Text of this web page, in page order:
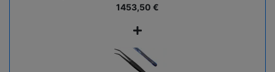
1453,50 €
+